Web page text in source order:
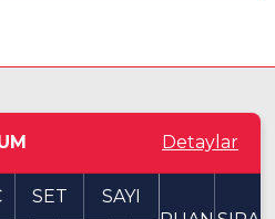
Detaylar
SET
SAYI